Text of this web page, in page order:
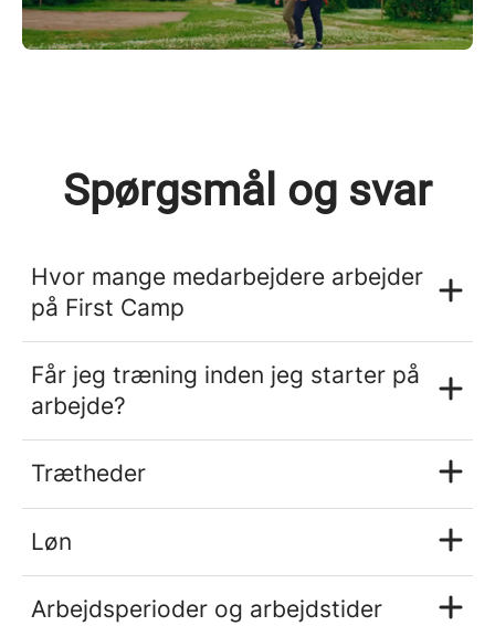
Spørgsmål og svar
Hvor mange medarbejdere arbejder
på First Camp
Får jeg træning inden jeg starter på
arbejde?
Trætheder
Løn
Arbejdsperioder og arbejdstider